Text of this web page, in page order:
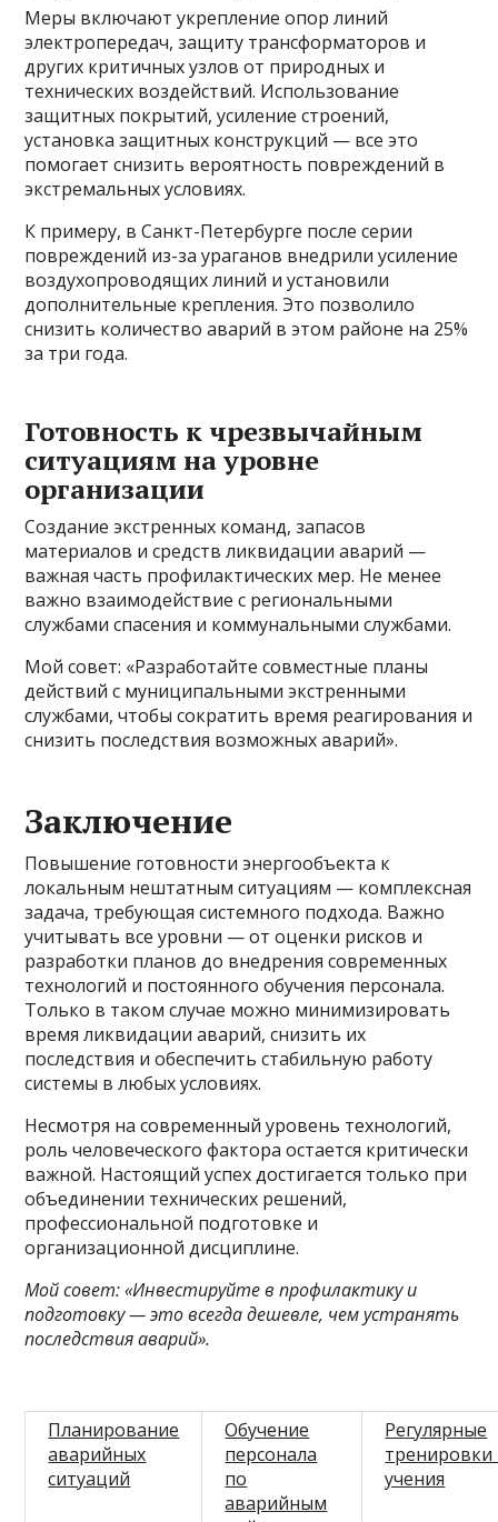
Меры включают укрепление опор линий
электропередач, защиту трансформаторов и
других критичных узлов от природных и
технических воздействий. Использование
защитных покрытий, усиление строений,
установка защитных конструкций — все это
помогает снизить вероятность повреждений в
экстремальных условиях.
К примеру, в Санкт-Петербурге после серии
повреждений из-за ураганов внедрили усиление
воздухопроводящих линий и установили
дополнительные крепления. Это позволило
снизить количество аварий в этом районе на 25%
за три года.
Готовность к чрезвычайным
ситуациям на уровне
организации
Создание экстренных команд, запасов
материалов и средств ликвидации аварий —
важная часть профилактических мер. Не менее
важно взаимодействие с региональными
службами спасения и коммунальными службами.
Мой совет: «Разработайте совместные планы
действий с муниципальными экстренными
службами, чтобы сократить время реагирования и
снизить последствия возможных аварий».
Заключение
Повышение готовности энергообъекта к
локальным нештатным ситуациям — комплексная
задача, требующая системного подхода. Важно
учитывать все уровни — от оценки рисков и
разработки планов до внедрения современных
технологий и постоянного обучения персонала.
Только в таком случае можно минимизировать
время ликвидации аварий, снизить их
последствия и обеспечить стабильную работу
системы в любых условиях.
Несмотря на современный уровень технологий,
роль человеческого фактора остается критически
важной. Настоящий успех достигается только при
объединении технических решений,
профессиональной подготовке и
организационной дисциплине.
Мой совет: «Инвестируйте в профилактику и
подготовку — это всегда дешевле, чем устранять
последствия аварий».
Планирование
аварийных
ситуаций
Обучение
персонала
по
аварийным
Регулярные
тренировки
учения